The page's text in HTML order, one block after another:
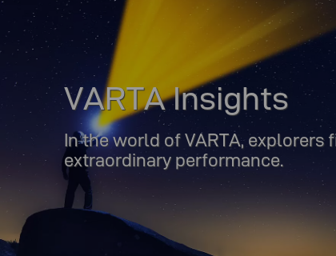
VARTA Insights
In the world of VARTA,
extraordinary performance.